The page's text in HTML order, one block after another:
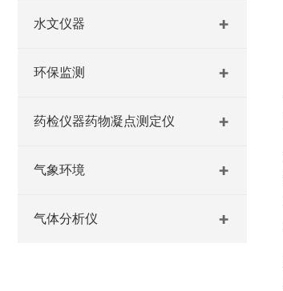
水文仪器
环保监测
药检仪器药物凝点测定仪
气象环境
气体分析仪